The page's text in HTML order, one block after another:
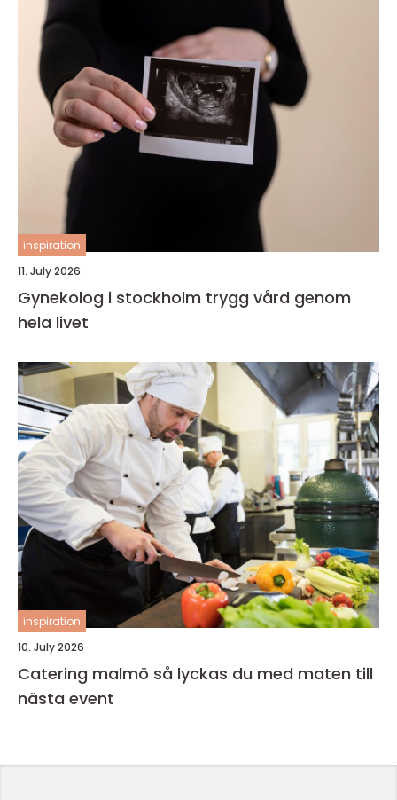
inspiration
11. July 2026
Gynekolog i stockholm trygg vård genom
hela livet
inspiration
10. July 2026
Catering malmö så lyckas du med maten till
nästa event